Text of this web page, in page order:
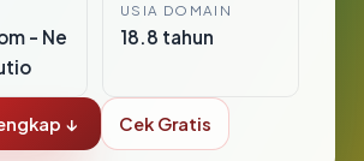
- Ne
USIA DOMAIN
18.8 tahun
↓ Cek Gratis